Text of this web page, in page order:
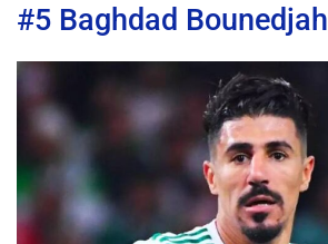
#5 Baghdad Bounedjah